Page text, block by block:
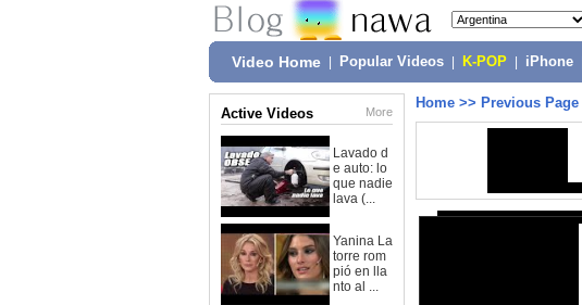
Video Home Popular Videos K-POP iPhone
Active Videos More
Lavado d
e auto: lo
que nadie
lava (...
Yanina La
torre rom
pió en lla
nto al ...
Home >> Previous Page